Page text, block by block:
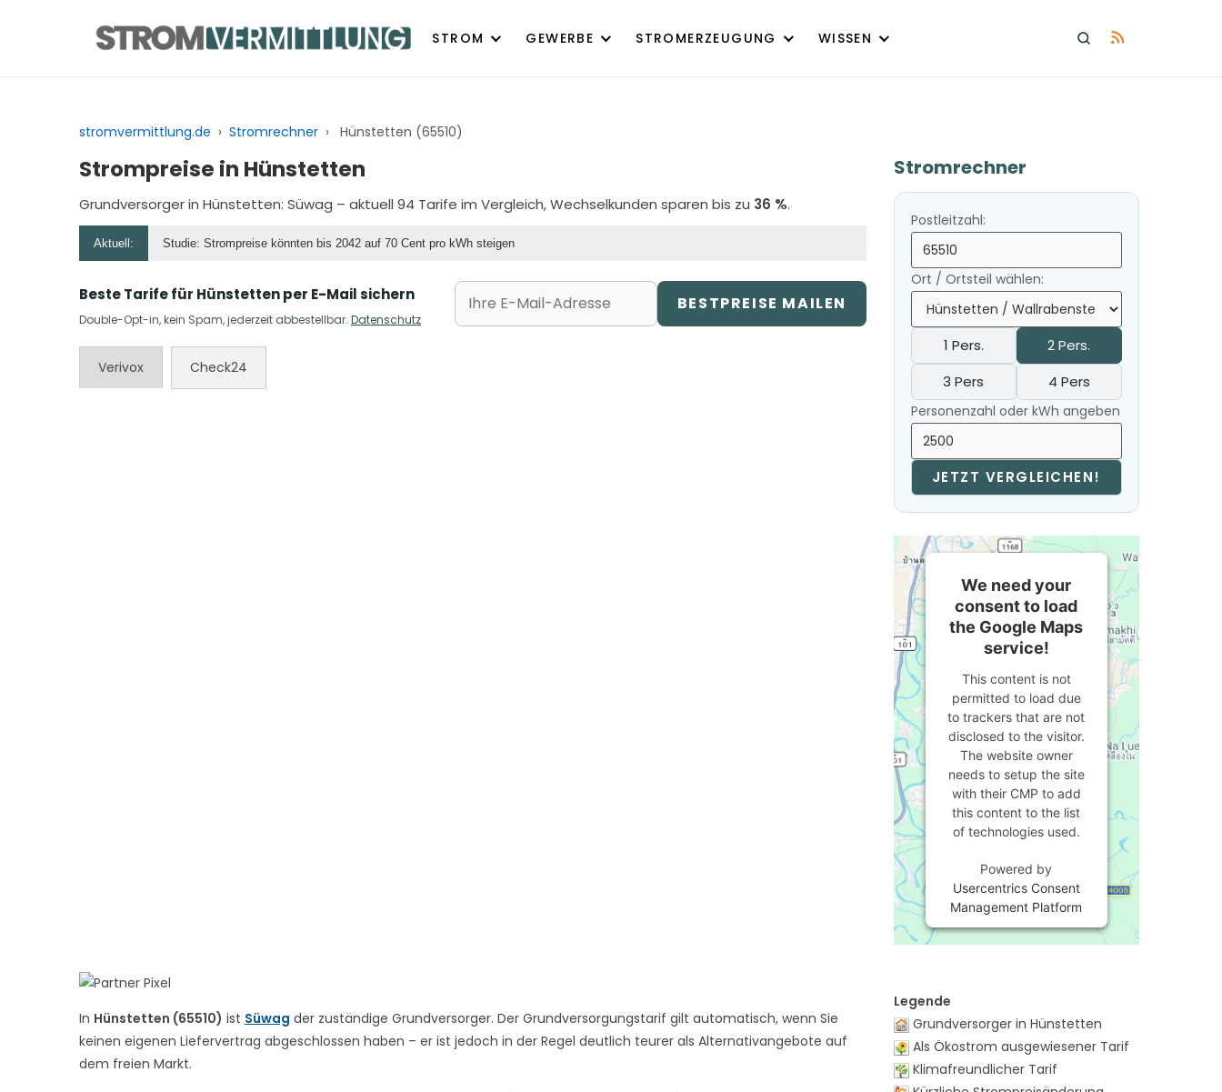
STROM GEWERBE STROMERZEUGUNG WISSEN
stromvermittlung.de › Stromrechner › Hünstetten (65510)
Strompreise in Hünstetten
Grundversorger in Hünstetten: Süwag – aktuell 94 Tarife im Vergleich, Wechselkunden sparen bis zu 36 %.
In Hünstetten (65510) ist Süwag der zuständige Grundversorger. Der Grundversorgungstarif gilt automatisch, wenn Sie
keinen eigenen Liefervertrag abgeschlossen haben – er ist jedoch in der Regel deutlich teurer als Alternativangebote auf
dem freien Markt.
Aktuell: Studie: Strompreise könnten bis 2042 auf 70 Cent pro kWh steigen
Beste Tarife für Hünstetten per E-Mail sichern
Double-Opt-in, kein Spam, jederzeit abbestellbar. Datenschutz
BESTPREISE MAILEN
Verivox Check24
Stromrechner
Postleitzahl:
Ort / Ortsteil wählen:
1 Pers.
2 Pers.
3 Pers
4 Pers
Personenzahl oder kWh angeben
JETZT VERGLEICHEN!
We need your
consent to load
the Google Maps
service!
This content is not
permitted to load due
to trackers that are not
disclosed to the visitor.
The website owner
needs to setup the site
with their CMP to add
this content to the list
of technologies used.
Powered by
Usercentrics Consent
Management Platform
Legende
Grundversorger in Hünstetten
Als Ökostrom ausgewiesener Tarif
Klimafreundlicher Tarif